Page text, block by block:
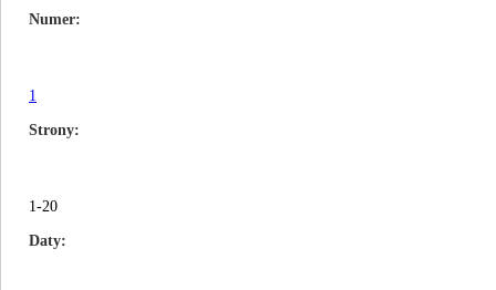
Numer
1
Strony
1-20
Daty